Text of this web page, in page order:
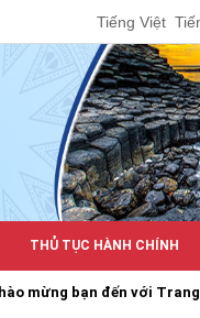
Tiếng Việt
THỦ TỤC HÀNH CHÍNH
bạn đến với Trang